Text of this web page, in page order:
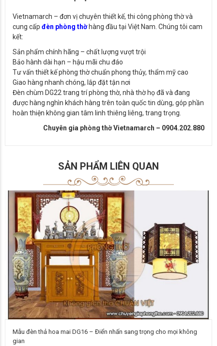
Vietnamarch – đơn vị chuyên thiết kế, thi công phòng thờ và
cung cấp đèn phòng thờhàng đầu tại Việt Nam. Chúng tôi cam
kết:
Sản phẩm chính hãng – chất lượng vượt trội
Bảo hành dài hạn – hậu mãi chu đáo
Tư vấn thiết kế phòng thờ chuẩn phong thủy, thẩm mỹ cao
Giao hàng nhanh chóng, lắp đặt tận nơi
Đèn chùm DG22 trang trí phòng thờ, nhà thờ họ đã và đang
được hàng nghìn khách hàng trên toàn quốc tin dùng, góp phần
hoàn thiện không gian tâm linh thiêng liêng, trang trọng.
Chuyên gia phòng thờ Vietnamarch – 0904.202.880
SẢN PHẨM LIÊN QUAN
Mẫu đèn thả hoa mai DG16 – Điển nhấn sang trọng cho mọi không
gian